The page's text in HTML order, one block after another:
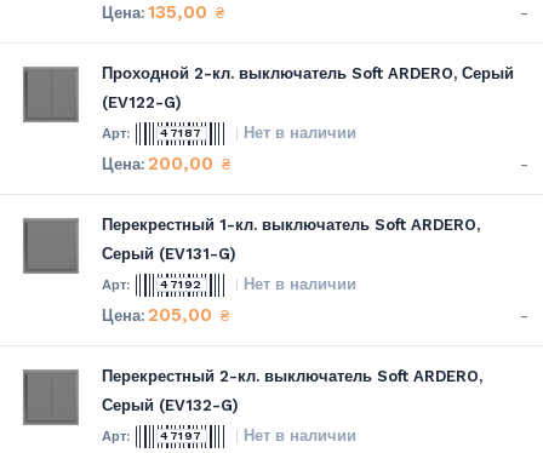
135,00 ₴ -
Проходной 2-кл. выключатель Soft ARDERO, Серый
(EV122-G)
47187 Нет в наличии
200,00 ₴ -
Перекрестный 1-кл. выключатель Soft ARDERO,
Серый (EV131-G)
47192 Нет в наличии
205,00 ₴ -
Перекрестный 2-кл. выключатель Soft ARDERO,
Серый (EV132-G)
47197 Нет в наличии